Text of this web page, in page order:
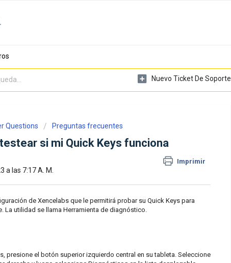
Nuevo Ticket De Soporte
Questions Preguntas frecuentes
si mi Quick Keys funciona
Imprimir
a las 7:17 A. M.
de Xencelabs que le permitirá probar su Quick Keys para
La utilidad se llama Herramienta de diagnóstico.
presione el botón superior izquierdo central en su tableta. Seleccione